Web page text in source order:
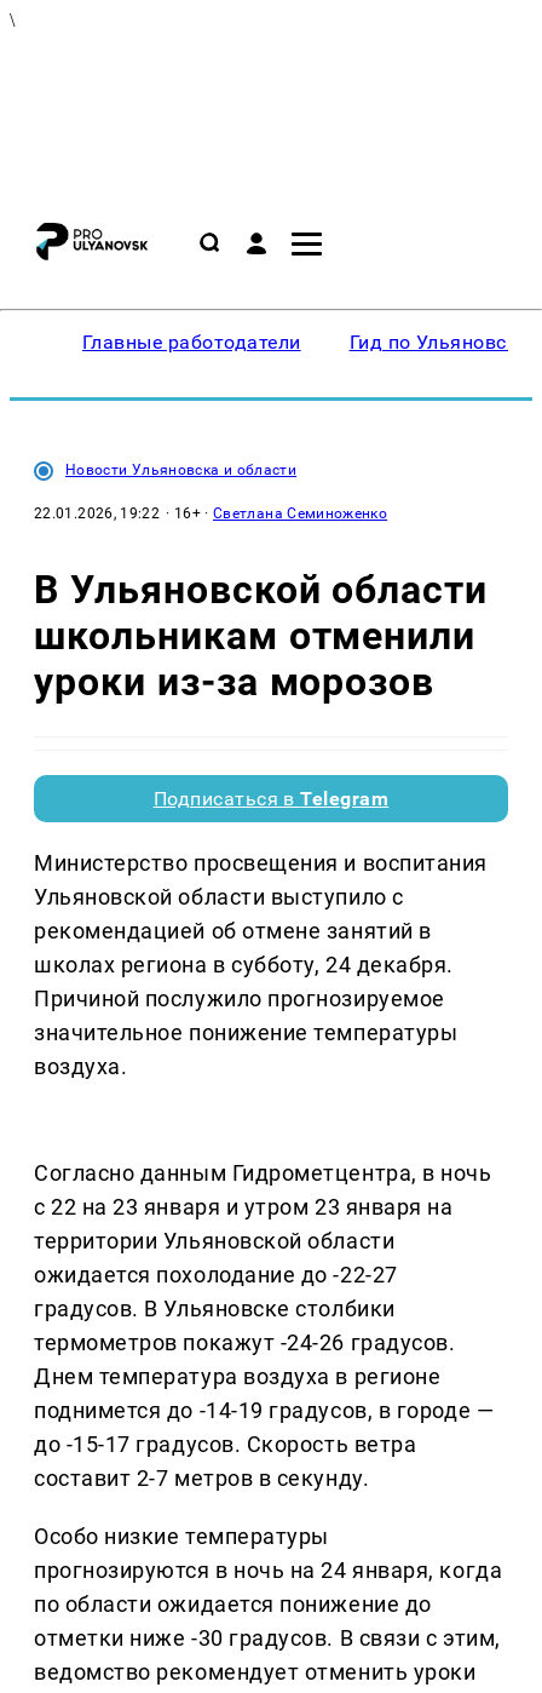
\
Главные работодатели Гид по Ульяновску
Новости Ульяновска и области
22.01.2026, 19:22 · 16+ ·Светлана Семиноженко
В Ульяновской области
школьникам отменили
уроки из-за морозов
Подписаться вTelegram
Министерство просвещения и воспитания
Ульяновской области выступило с
рекомендацией об отмене занятий в
школах региона в субботу, 24 декабря.
Причиной послужило прогнозируемое
значительное понижение температуры
воздуха.
Согласно данным Гидрометцентра, в ночь
с 22 на 23 января и утром 23 января на
территории Ульяновской области
ожидается похолодание до -22-27
градусов. В Ульяновске столбики
термометров покажут -24-26 градусов.
Днем температура воздуха в регионе
поднимется до -14-19 градусов, в городе —
до -15-17 градусов. Скорость ветра
составит 2-7 метров в секунду.
Особо низкие температуры
прогнозируются в ночь на 24 января, когда
по области ожидается понижение до
отметки ниже -30 градусов. В связи с этим,
ведомство рекомендует отменить уроки